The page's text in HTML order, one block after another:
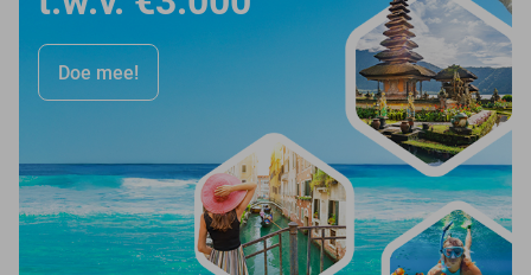
Doe mee!